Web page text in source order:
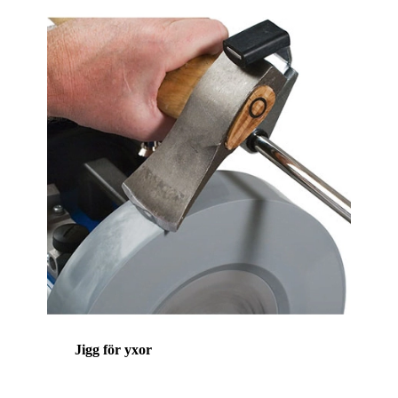
Jigg för yxor